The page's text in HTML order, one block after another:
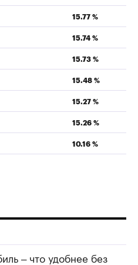
15.77 %
15.74 %
15.73 %
15.48 %
15.27 %
15.26 %
10.16 %
– что удобнее без